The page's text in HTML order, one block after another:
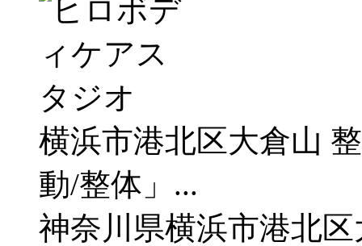
横浜市港北区大倉山
動/整体」...
神奈川県横浜市港北